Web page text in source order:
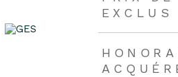
EXCLUS